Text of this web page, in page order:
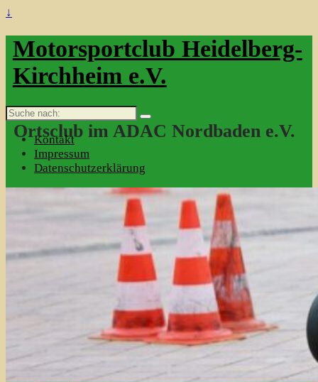
↓
Motorsportclub Heidelberg-
Kirchheim e.V.
Suche
nach:
Ortsclub im ADAC Nordbaden e.V.
Kontakt
Impressum
Datenschutzerklärung